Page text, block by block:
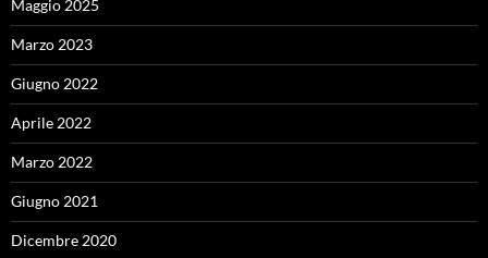
Maggio 2025
Marzo 2023
Giugno 2022
Aprile 2022
Marzo 2022
Giugno 2021
Dicembre 2020